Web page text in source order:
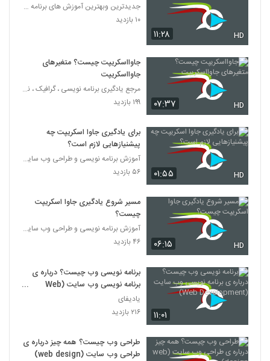
63
021063 - آموزش JavaScript سری سوم
۳۹۶ بازدید
۱۱:۲۸ HD
جدیدترین وبهترین آموزش های برنامه نویسی به زبان فا
۱۰ بازدید
۰۷:۳۷ HD
جاوااسکریپت چیست؟ متغیرهای
جاوااسکریپت
مرجع یادگیری برنامه نویسی ، گرافیک ، نرم افزار های
۱۹۹ بازدید
۰۱:۵۵ HD
برای یادگیری جاوا اسکریپت چه
پیشنیازهایی لازم است؟
آموزش برنامه نویسی و طراحی وب سایت
۵۶ بازدید
۰۶:۱۵ HD
مسیر شروع یادگیری جاوا اسکریپت
چیست؟
آموزش برنامه نویسی و طراحی وب سایت
۴۶ بازدید
۱۱:۰۱
برنامه نویسی وب چیست؟ درباره ی
برنامه نویسی وب سایت (Web
Development)
یادیفای
۲۱۶ بازدید
طراحی وب چیست؟ همه چیز درباره ی
طراحی وب سایت (web design)